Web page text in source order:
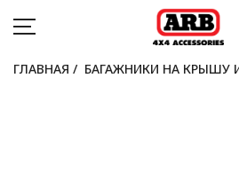
ГЛАВНАЯ / БАГАЖНИКИ НА КРЫШУ